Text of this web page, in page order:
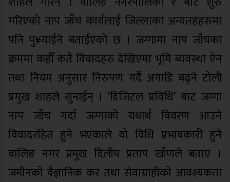
गरिएको नाप जाँच कार्यलाई जिल्लाका अन्यतहहरुमा
पनि पु¥याईने बताईएको छ । जग्गामा नाप जाँचका
क्रममा कहीँ कतै विवादहरु देखिएमा भूमि ब्यवस्था ऐन
तथा नियम अनुसार निरुपण गर्दै अगाडि बढ्ने टोली
प्रमुख शाहले सुनाईन् । ‘डिजिटल प्रविधि’ बाट जग्गा
नाप जाँच गर्दा जग्गाको यथार्थ विवरण आउने
विवादरहित हुने भएकाले यो विधि प्रभावकारी हुने
वालिङ नगर प्रमुख दिलीप प्रताप खाँणले बताए ।
जमीनको वैज्ञानिक कर तथा सेवाग्राहीको आवश्यकता